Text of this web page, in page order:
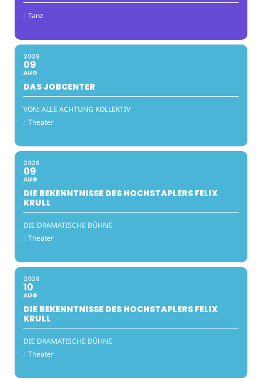
: Tanz
2026
09
AUG
DAS JOBCENTER
VON: ALLE ACHTUNG KOLLEKTIV
: Theater
2026
09
AUG
DIE BEKENNTNISSE DES HOCHSTAPLERS FELIX
KRULL
DIE DRAMATISCHE BÜHNE
: Theater
2026
10
AUG
DIE BEKENNTNISSE DES HOCHSTAPLERS FELIX
KRULL
DIE DRAMATISCHE BÜHNE
: Theater